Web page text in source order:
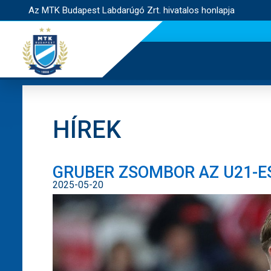
Az MTK Budapest Labdarúgó Zrt. hivatalos honlapja
HÍREK
GRUBER ZSOMBOR AZ U21-
2025-05-20